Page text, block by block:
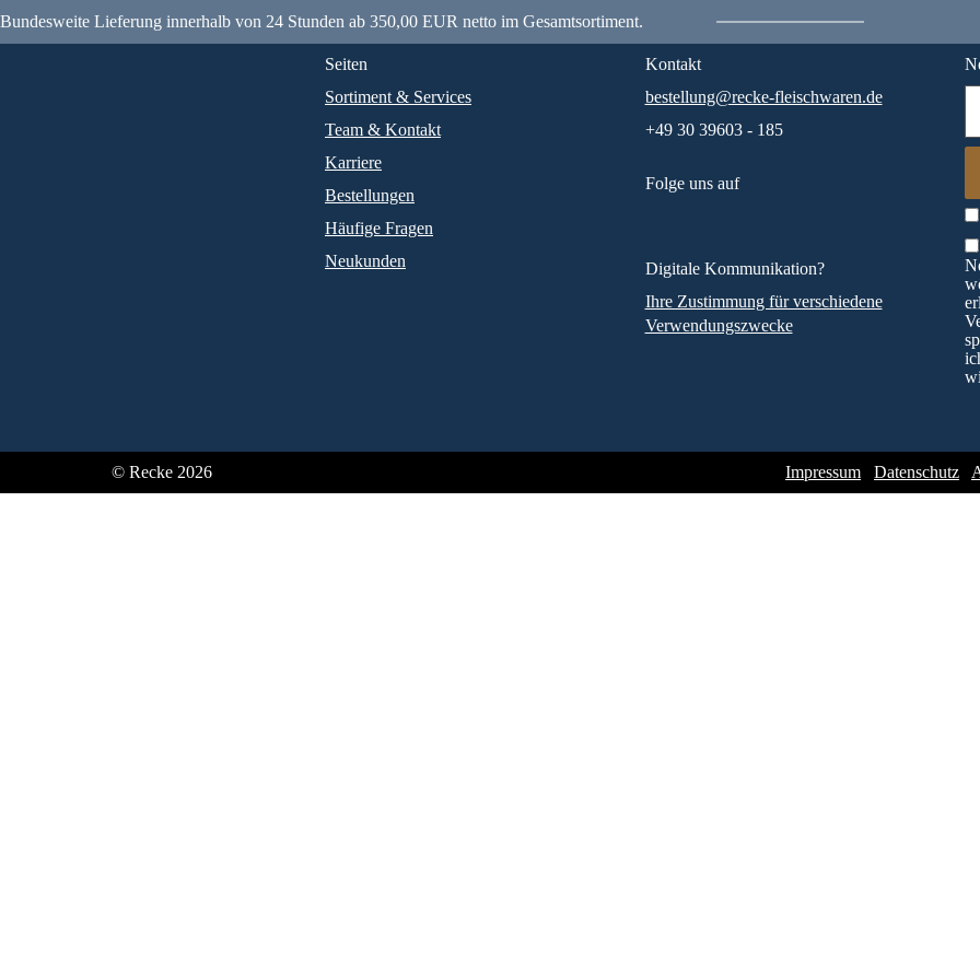
Bundesweite Lieferung innerhalb von 24 Stunden ab 350,00 EUR netto im Gesamtsortiment.
Seiten
Sortiment & Services
Team & Kontakt
Karriere
Bestellungen
Häufige Fragen
Neukunden
Kontakt
bestellung@recke-fleischwaren.de
+49 30 39603 - 185
Folge uns auf
Digitale Kommunikation?
Ihre Zustimmung für verschiedene
Verwendungszwecke
© Recke 2026 Impressum Datenschutz